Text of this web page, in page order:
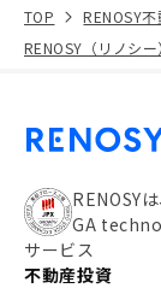
TOP RENOSY
RENOSY（リノシ
RENOSY
GA
サービス
不動産投資